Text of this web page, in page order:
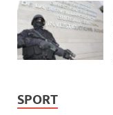
SPORT